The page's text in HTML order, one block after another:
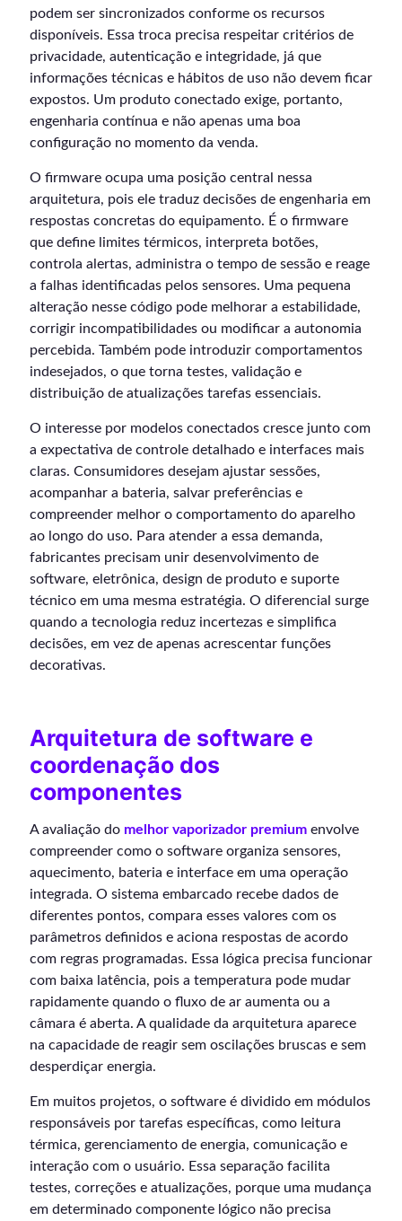
podem ser sincronizados conforme os recursos
disponíveis. Essa troca precisa respeitar critérios de
privacidade, autenticação e integridade, já que
informações técnicas e hábitos de uso não devem ficar
expostos. Um produto conectado exige, portanto,
engenharia contínua e não apenas uma boa
configuração no momento da venda.
O firmware ocupa uma posição central nessa
arquitetura, pois ele traduz decisões de engenharia em
respostas concretas do equipamento. É o firmware
que define limites térmicos, interpreta botões,
controla alertas, administra o tempo de sessão e reage
a falhas identificadas pelos sensores. Uma pequena
alteração nesse código pode melhorar a estabilidade,
corrigir incompatibilidades ou modificar a autonomia
percebida. Também pode introduzir comportamentos
indesejados, o que torna testes, validação e
distribuição de atualizações tarefas essenciais.
O interesse por modelos conectados cresce junto com
a expectativa de controle detalhado e interfaces mais
claras. Consumidores desejam ajustar sessões,
acompanhar a bateria, salvar preferências e
compreender melhor o comportamento do aparelho
ao longo do uso. Para atender a essa demanda,
fabricantes precisam unir desenvolvimento de
software, eletrônica, design de produto e suporte
técnico em uma mesma estratégia. O diferencial surge
quando a tecnologia reduz incertezas e simplifica
decisões, em vez de apenas acrescentar funções
decorativas.
Arquitetura de software e
coordenação dos
componentes
A avaliação do melhor vaporizador premium envolve
compreender como o software organiza sensores,
aquecimento, bateria e interface em uma operação
integrada. O sistema embarcado recebe dados de
diferentes pontos, compara esses valores com os
parâmetros definidos e aciona respostas de acordo
com regras programadas. Essa lógica precisa funcionar
com baixa latência, pois a temperatura pode mudar
rapidamente quando o fluxo de ar aumenta ou a
câmara é aberta. A qualidade da arquitetura aparece
na capacidade de reagir sem oscilações bruscas e sem
desperdiçar energia.
Em muitos projetos, o software é dividido em módulos
responsáveis por tarefas específicas, como leitura
térmica, gerenciamento de energia, comunicação e
interação com o usuário. Essa separação facilita
testes, correções e atualizações, porque uma mudança
em determinado componente lógico não precisa